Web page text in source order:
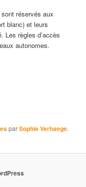
réservés aux
blanc) et leurs
Les règles d’accès
autonomes.
parSophie Verhaege.